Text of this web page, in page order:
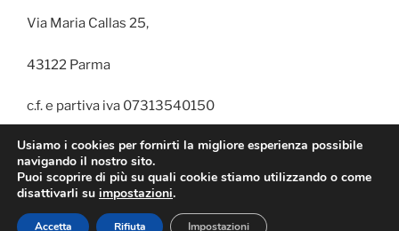
Via Maria Callas 25,
43122 Parma
c.f. e partiva iva 07313540150
Proudly powered by WordPress
Usiamo i cookies per fornirti la migliore esperienza possibile
navigando il nostro sito.
Puoi scoprire di più su quali cookie stiamo utilizzando o come
disattivarli su impostazioni.
Accetta Rifiuta Impostazioni